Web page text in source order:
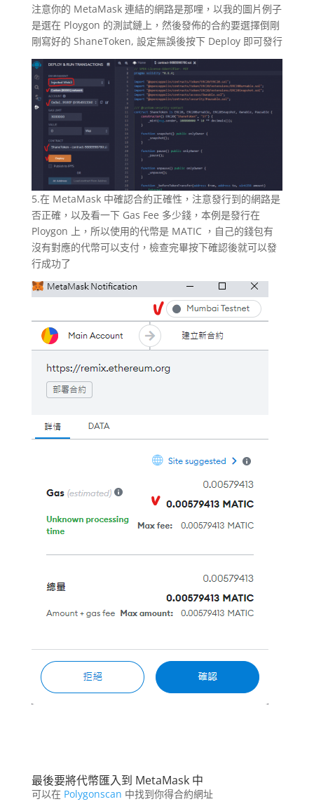
注意你的 MetaMask 連結的網路是那哩，以我的圖片例子
是選在 Ploygon 的測試鏈上，然後發佈的合約要選擇倒剛
剛寫好的 ShaneToken, 設定無誤後按下 Deploy 即可發行
5.在 MetaMask 中確認合約正確性，注意發行到的網路是
否正確，以及看一下 Gas Fee 多少錢，本例是發行在
Ploygon 上，所以使用的代幣是 MATIC ，自己的錢包有
沒有對應的代幣可以支付，檢查完畢按下確認後就可以發
行成功了
最後要將代幣匯入到 MetaMask 中
可以在 Polygonscan 中找到你得合約網址